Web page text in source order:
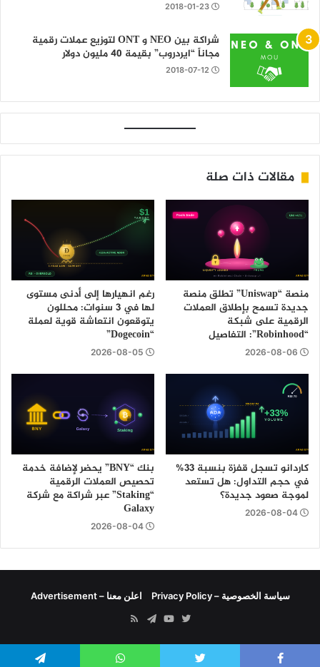
2018-01-23
شراكة بين NEO و ONT لتوزيع عملات رقمية
مجاناً “ايردروب” بقيمة 40 مليون دولار
2018-07-12
مقالات ذات صلة
منصة “Uniswap” تطلق منصة
جديدة تسمح بإطلاق العملات
الرقمية على شبكة
“Robinhood”: التفاصيل
2026-08-06
رغم انهيارها إلى أدنى مستوى
لها في 3 سنوات: محللون
يتوقعون انتعاشة قوية لعملة
“Dogecoin”
2026-08-05
كاردانو تسجل قفزة بنسبة 33%
في حجم التداول: هل تستعد
لموجة صعود جديدة؟
2026-08-04
بنك “BNY” يحضر لإضافة خدمة
تحصيص العملات الرقمية
“Staking” عبر شراكة مع شركة
Galaxy
2026-08-04
سياسة الخصوصية – Privacy Policy اعلن معنا – Advertisement